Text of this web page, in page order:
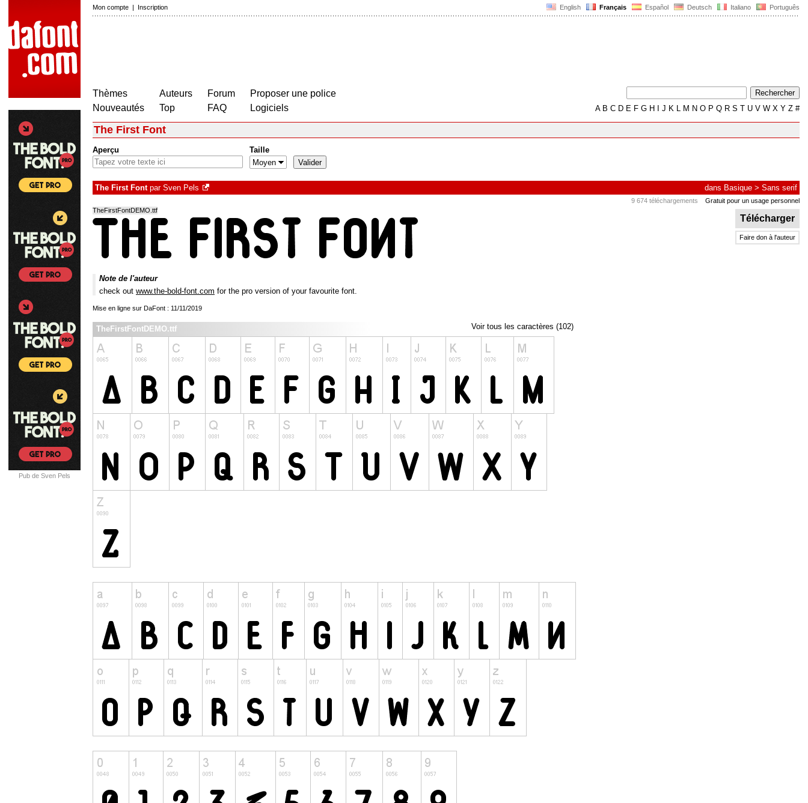
English Français Español Deutsch Italiano Português
Mon compte | Inscription
Thèmes
Nouveautés
Auteurs
Top
Forum
FAQ
Proposer une police
Logiciels
AB C D E F G H J K L M N O P Q R S T U V W X Y Z #
Pub de Sven Pels
The First Font
Aperçu Taille
The First Fontpar Sven Pels dans Basique > Sans serif
9 674 téléchargements Gratuit pour un usage personnel
Télécharger
Faire don à l'auteur
TheFirstFontDEMO.ttf
Note de l'auteur
check out www.the-bold-font.com for the pro version of your favourite font.
Mise en ligne sur DaFont : 11/11/2019
Voir tous les caractères (102)
TheFirstFontDEMO.ttf